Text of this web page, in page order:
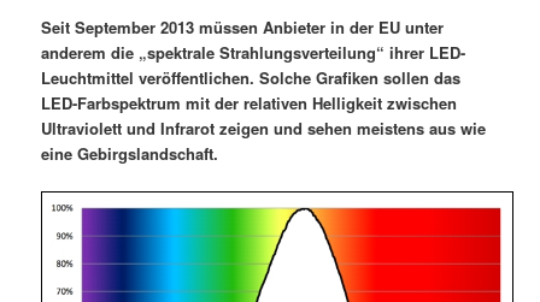
Seit September 2013 müssen Anbieter in der EU unter
anderem die „spektrale Strahlungsverteilung“ ihrer LED-
Leuchtmittel veröffentlichen. Solche Grafiken sollen das
LED-Farbspektrum mit der relativen Helligkeit zwischen
Ultraviolett und Infrarot zeigen und sehen meistens aus wie
eine Gebirgslandschaft.